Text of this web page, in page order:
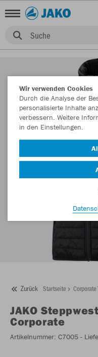
Suche
Zurück Startseite Corporate
JAKO
Corporate
Artikelnummer: C7005 -
Wir verwenden Cookies
Durch die Analyse der
personalisierte Inhalte
verbessern. Weitere
in den Einstellungen.